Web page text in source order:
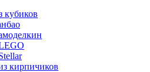
кубиков
кирпичиков